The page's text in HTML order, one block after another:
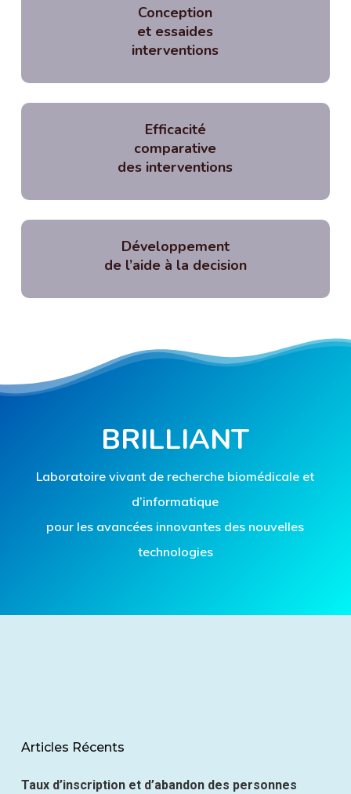
Conception
et essaides
interventions
Efficacité
comparative
des interventions
Développement
de l’aide à la decision
BRILLIANT
Laboratoire vivant de recherche biomédicale et
d’informatique
pour les avancées innovantes des nouvelles
technologies
Articles Récents
Taux d’inscription et d’abandon des personnes